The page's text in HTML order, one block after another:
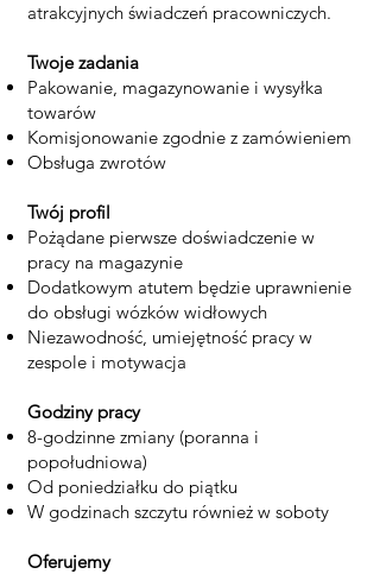
atrakcyjnych świadczeń pracowniczych.
Twoje zadania
Pakowanie, magazynowanie i wysyłka
towarów
Komisjonowanie zgodnie z zamówieniem
Obsługa zwrotów
Twój profil
Pożądane pierwsze doświadczenie w
pracy na magazynie
Dodatkowym atutem będzie uprawnienie
do obsługi wózków widłowych
Niezawodność, umiejętność pracy w
zespole i motywacja
Godziny pracy
8-godzinne zmiany (poranna i
popołudniowa)
Od poniedziałku do piątku
W godzinach szczytu również w soboty
Oferujemy